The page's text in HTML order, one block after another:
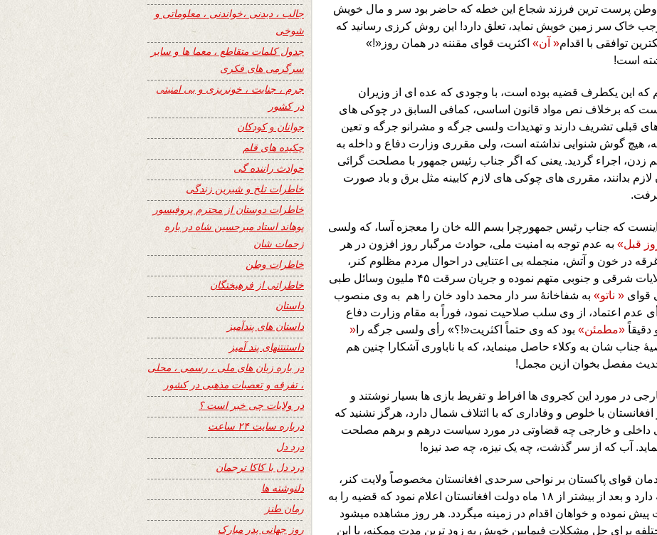
وطن پرست ترین فرزند شجاع این خطه که حاضر بود سر و مال خویش
خاک سر زمین خویش نماید، تعلق دارد! این روش کرزی رسانید که
توافقی با اقدام« آن» اکثریت قوای مقننه در همان روز«!»
است!
که این یکطرف قضیه بوده است، با وجودی که عده ای از وزیران
که برخلاف نص مواد قانون اساسی، کمافی السابق در چوکی های
قبلی تشریف دارند و تهدیدات ولسی جرگه و مشرانو جرگه و تعین
هیچ گوش شنوایی نداشته است، ولی مقرری وزارت دفاع و داخله به
زدن، اجراء گردید. یعنی که اگر جناب رئیس جمهور با مصلحت گرائی
بدانند، مقرری های چوکی های لازم کابینه مثل برق و باد صورت
که جناب رئیس جمهورچرا بسم الله خان را معجزه آسا، که ولسی
قبل» به عدم توجه به امنیت ملی، حوادث مرگبار روز افزون در هر
در خون و آتش، منجمله بی اعتنایی در احوال مردم مظلوم کنر،
شرقی و جنوبی متهم نموده و جریان سرقت ۴۵ ملیون وسائل طبی
قوای « ناتو» به شفاخانۀ سر دار محمد داود خان را هم
به وی منصوب
عدم اعتماد، از وی سلب صلاحیت نمود، فوراً به مقام وزارت دفاع
دقیقاً «مطمئن» بود که وی حتماً اکثریت«!؟» رأی ولسی جرگه را «
جناب شان به وکلاء حاصل مینماید، که با ناباوری آشکارا چنین هم
مفصل بخوان ازین مجمل!
در مورد این کجروی ها افراط و تفریط بازی ها بسیار نوشتند و
با خلوص و وفاداری که با ائتلاف شمال دارد، هرگز نشنید که
داخلی و خارجی چه قضاوتی در مورد سیاست درهم و برهم مصلحت
آب که از سر گذشت، چه یک نیزه، چه صد نیزه!
قوای پاکستان بر نواحی سرحدی افغانستان مخصوصاً ولایت کنر،
کماکان ادامه دارد و بعد از بیشتر از ۱۸ ماه دولت افغانستان اعلام نمود که قضیه را به
پیش نموده و خواهان اقدام در زمینه میگردد. هر روز مشاهده میشود
برای حل مشکلات فیمابین خویش به زود ترین مدت ممکنه، با این
جالب ، دیدنی ،خواندنی ، معلوماتی و
شوخی
جدول کلمات متقاطع ، معما ها و سایر
سرگرمی های فکری
جرم ، جنایت ، خونریزی و بی امنیتی
در کشور
جوانان و کودکان
چکیده های قلم
حوادث راننده گی
خاطرات تلخ و شیرین زندگی
خاطرات دوستان از محترم پروفیسور
پوهاند استاد میرحسین شاه در باره
زحمات شان
خاطرات وطن
خاطراتی از فرهیختگان
داستان
داستان های پندآمیز
داستنتنهای پند آمیز
در باره زبان های ملی ، رسمی ، محلی
، تفرقه و تعصبات مذهبی در کشور
در ولایات چی خبر است ؟
درباره سایت ۲۴ ساعت
درد دل
درد دل با کاکا ترجمان
دلنوشته ها
رمان طنز
روز جهانی پدر مبارک